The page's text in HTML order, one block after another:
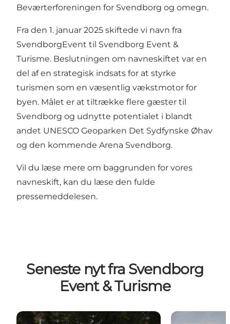
Beværterforeningen for Svendborg og omegn.
Fra den 1. januar 2025 skiftede vi navn fra
SvendborgEvent til Svendborg Event &
Turisme. Beslutningen om navneskiftet var en
del af en strategisk indsats for at styrke
turismen som en væsentlig vækstmotor for
byen. Målet er at tiltrække flere gæster til
Svendborg og udnytte potentialet i blandt
andet UNESCO Geoparken Det Sydfynske Øhav
og den kommende Arena Svendborg.
Vil du læse mere om baggrunden for vores
navneskift, kan du læse den fulde
pressemeddelesen.
Seneste nyt fra Svendborg
Event & Turisme
Nyt samarbejde skal få flere unge ind iM/S Helge